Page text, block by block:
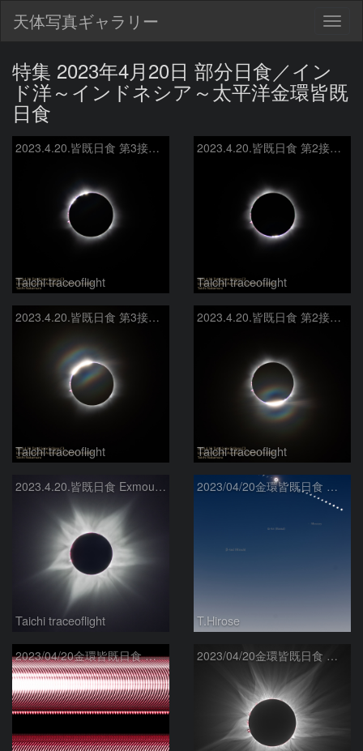
天体写真ギャラリー
特集 2023年4月20日 部分日食／イン
ド洋～インドネシア～太平洋金環皆既
日食
2023.4.20.皆既日食 第3接触 Exmouth Cape Range National Park
Taichi traceoflight
2023.4.20.皆既日食 第2接触 Exmouth Cape Range National Park
Taichi traceoflight
2023.4.20.皆既日食 第3接触 Exmouth Cape Range National Park
Taichi traceoflight
2023.4.20.皆既日食 第2接触 Exmouth Cape Range National Park
Taichi traceoflight
2023.4.20.皆既日食 Exmouth Cape Range National Park
Taichi traceoflight
2023/04/20金環皆既日食 連続撮影
T.Hirose
2023/04/20金環皆既日食 ダイヤモンドリング連続撮影 2023/04/20金環皆既日食 コロナ流線